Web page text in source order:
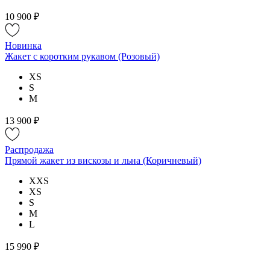
10 900 ₽
Новинка
Жакет с коротким рукавом (Розовый)
XS
S
M
13 900 ₽
Распродажа
Прямой жакет из вискозы и льна (Коричневый)
XXS
XS
S
M
L
15 990 ₽